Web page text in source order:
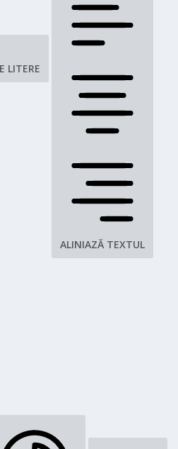
LITERE
ALINIAZĂ TEXTUL